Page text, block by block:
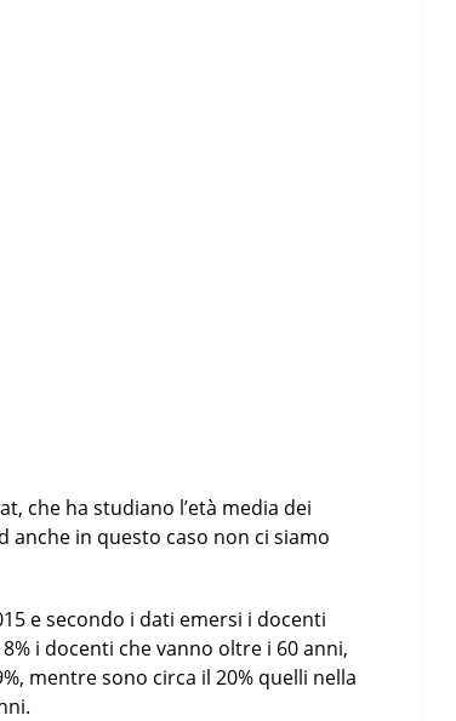
che ha studiano l’età media dei
anche in questo caso non ci siamo
e secondo i dati emersi i docenti
i docenti che vanno oltre i 60 anni,
mentre sono circa il 20% quelli nella